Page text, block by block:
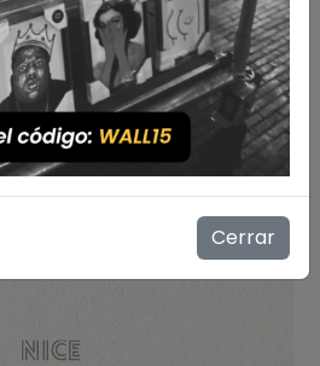
Cerrar